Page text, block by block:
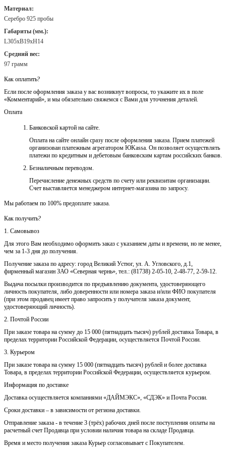
Материал:
Серебро 925 пробы
Габариты (мм.):
L305хB19хH14
Средний вес:
97 грамм
Как оплатить?
Если после оформления заказа у вас возникнут вопросы, то укажите их в поле
«Комментарий», и мы обязательно свяжемся с Вами для уточнения деталей.
Оплата
Банковской картой на сайте.
Оплата на сайте онлайн сразу после оформления заказа. Прием платежей
организован платежным агрегатором ЮKassa. Он позволяет осуществлять
платежи по кредитным и дебетовым банковским картам российских банков.
Безналичным переводом.
Перечисление денежных средств по счету или реквизитам организации.
Счет выставляется менеджером интернет-магазина по запросу.
Мы работаем по 100% предоплате заказа.
Как получить?
1. Самовывоз
Для этого Вам необходимо оформить заказ с указанием даты и времени, но не менее,
чем за 1-3 дня до получения.
Получение заказа по адресу: город Великий Устюг, ул. А. Угловского, д.1,
фирменный магазин ЗАО «Северная чернь», тел.: (81738) 2-05-10, 2-48-77, 2-59-12.
Выдача посылки производится по предъявлению документа, удостоверяющего
личность покупателя, либо доверенности или номера заказа и/или ФИО покупателя
(при этом продавец имеет право запросить у получателя заказа документ,
удостоверяющий личность).
2. Почтой России
При заказе товара на сумму до 15 000 (пятнадцать тысяч) рублей доставка Товара, в
пределах территории Российской Федерации, осуществляется Почтой России.
3. Курьером
При заказе товара на сумму 15 000 (пятнадцать тысяч) рублей и более доставка
Товара, в пределах территории Российской Федерации, осуществляется курьером.
Информация по доставке
Доставка осуществляется компаниями «ДАЙМЭКС», «СДЭК» и Почта России.
Сроки доставки – в зависимости от региона доставки.
Отправление заказа - в течение 3 (трёх) рабочих дней после поступления оплаты на
расчетный счет Продавца при условии наличия товара на складе Продавца.
Время и место получения заказа Курьер согласовывает с Покупателем.